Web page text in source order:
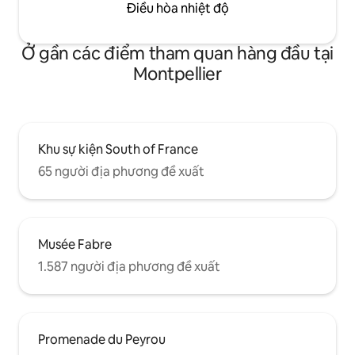
Điều hòa nhiệt độ
Ở gần các điểm tham quan hàng đầu tại
Montpellier
Khu sự kiện South of France
65 người địa phương đề xuất
Musée Fabre
1.587 người địa phương đề xuất
Promenade du Peyrou